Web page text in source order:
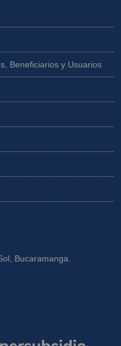
Beneficiarios y Usuarios
Bucaramanga.